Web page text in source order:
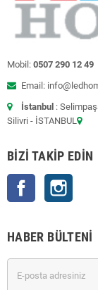
Mobil: 0507 290 12 49
Email:
İstanbul :
Silivri - İSTANBUL
BIZI TAKIP EDIN
Facebook
HABER BÜLTENI